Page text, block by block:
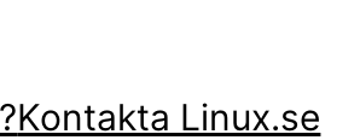
Kontakta Linux.se